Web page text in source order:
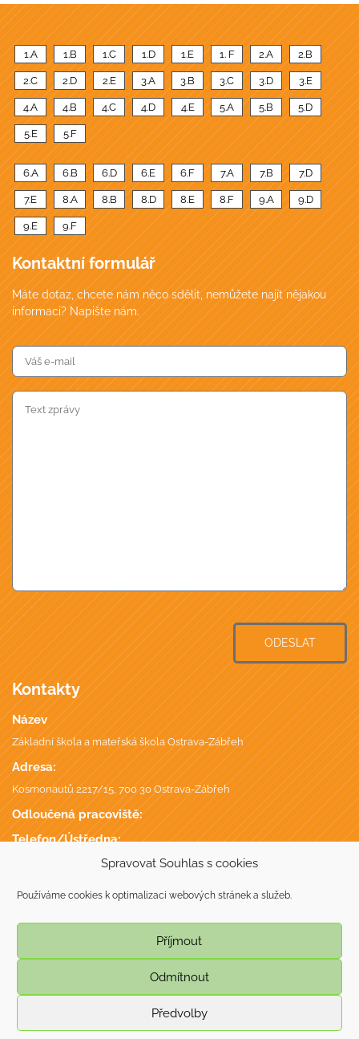
Spravovat Souhlas s cookies
Používáme cookies k optimalizaci webových stránek a služeb.
Příjmout
Odmítnout
Předvolby
1.A 1.B 1.C 1.D 1.E 1. F 2.A 2.B
2.C 2.D 2.E 3.A 3.B 3.C 3.D 3.E
4.A 4.B 4.C 4.D 4.E 5.A 5.B 5.D
5.E 5.F
6.A 6.B 6.D 6.E 6.F 7.A 7.B 7.D
7.E 8.A 8.B 8.D 8.E 8.F 9.A 9.D
9.E 9.F
Kontaktní formulář
Máte dotaz, chcete nám něco sdělit, nemůžete najít nějakou
informaci? Napište nám.
ODESLAT
Kontakty
Název
Základní škola a mateřská škola Ostrava-Zábřeh
Adresa:
Kosmonautů 2217/15, 700 30 Ostrava-Zábřeh
Odloučená pracoviště:
Telefon/Ústředna:
70944687, CZ70944687,
webdesign